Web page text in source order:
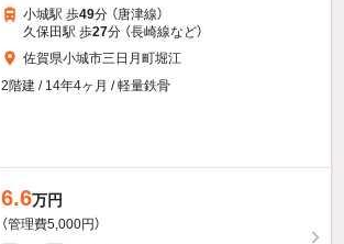
小城駅 歩49分 （唐津線）
久保田駅 歩27分 （長崎線など）
佐賀県小城市三日月町堀江
2階建 / 14年4ヶ月 / 軽量鉄骨
6.6万円
（管理費5,000円）